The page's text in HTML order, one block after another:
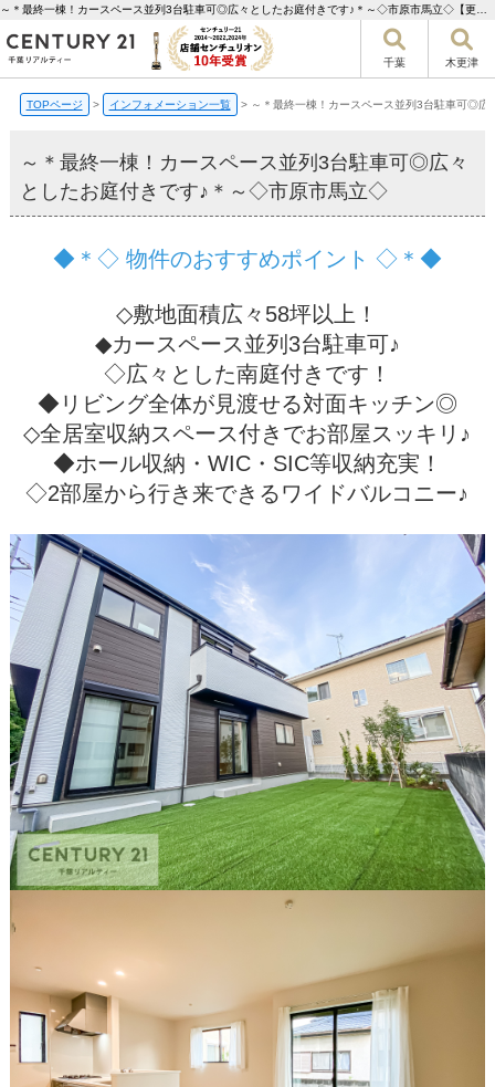
千葉 木更津
TOPページ > インフォメーション一覧 > ～＊最終一棟！カースペース並列3台駐車可◎
～＊最終一棟！カースペース並列3台駐車可◎広々
としたお庭付きです♪＊～◇市原市馬立◇
◆＊◇ 物件のおすすめポイント ◇＊◆
◇敷地面積広々58坪以上！
◆カースペース並列3台駐車可♪
◇広々とした南庭付きです！
◆リビング全体が見渡せる対面キッチン◎
◇全居室収納スペース付きでお部屋スッキリ♪
◆ホール収納・WIC・SIC等収納充実！
◇2部屋から行き来できるワイドバルコニー♪